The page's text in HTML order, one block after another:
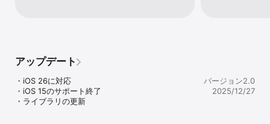
告を減らすか
のみにしていだ
なと思います。
アップデート
・iOS 26に対応
・iOS 15のサポート終了
・ライブラリの更新
バージョン2.0
2025/12/27